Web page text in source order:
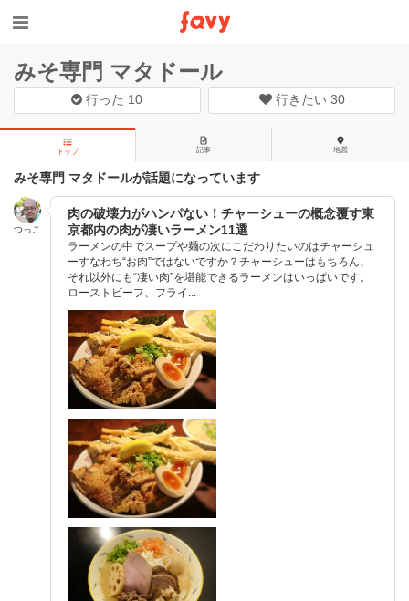
みそ専門 マタドール
行った 10 行きたい 30
トップ 記事 地図
みそ専門 マタドールが話題になっています
つっこ
肉の破壊力がハンパない！チャーシューの概念覆す東
京都内の肉が凄いラーメン11選
ラーメンの中でスープや麺の次にこだわりたいのはチャーシュ
ーすなわち“お肉”ではないですか？チャーシューはもちろん、
それ以外にも“凄い肉”を堪能できるラーメンはいっぱいです。
ローストビーフ、フライ...